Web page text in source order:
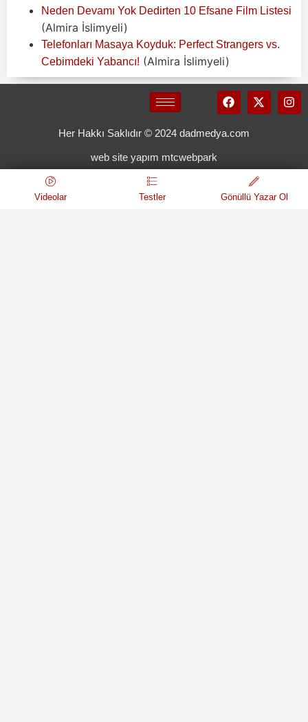
Neden Devamı Yok Dedirten 10 Efsane Film Listesi
(Almira İslimyeli)
Telefonları Masaya Koyduk: Perfect Strangers vs.
Cebimdeki Yabancı! (Almira İslimyeli)
Her Hakkı Saklıdır © 2024 dadmedya.com
web site yapım mtcwebpark
Videolar Testler Gönüllü Yazar Ol